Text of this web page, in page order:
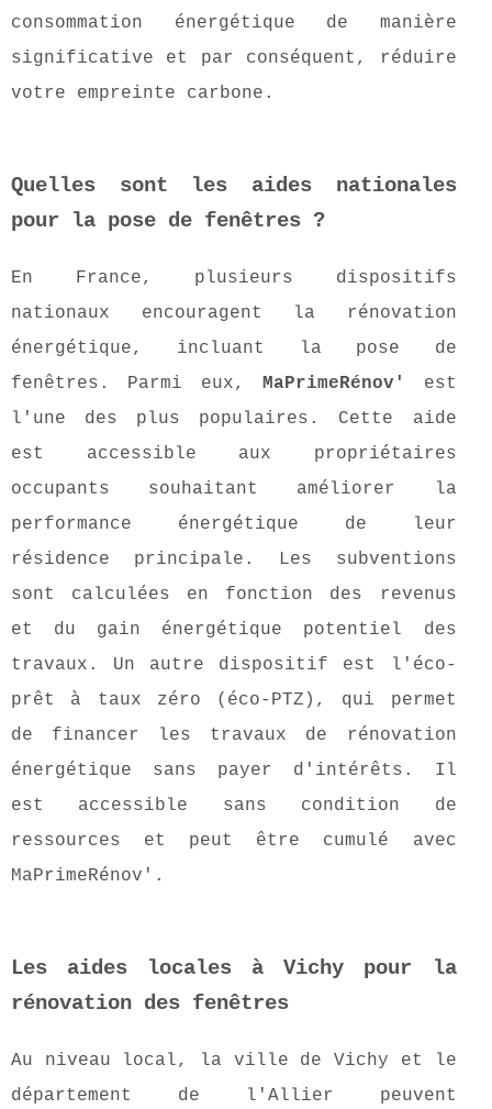
consommation énergétique de manière
significative et par conséquent, réduire
votre empreinte carbone.
Quelles sont les aides nationales
pour la pose de fenêtres ?
En France, plusieurs dispositifs
nationaux encouragent la rénovation
énergétique, incluant la pose de
fenêtres. Parmi eux,MaPrimeRénov'
est
l'une des plus populaires. Cette aide
est accessible aux propriétaires
occupants souhaitant améliorer la
performance énergétique de leur
résidence principale. Les subventions
sont calculées en fonction des revenus
et du gain énergétique potentiel des
travaux. Un autre dispositif est l'éco-
prêt à taux zéro (éco-PTZ), qui permet
de financer les travaux de rénovation
énergétique sans payer d'intérêts. Il
est accessible sans condition de
ressources et peut être cumulé avec
MaPrimeRénov'.
Les aides locales à Vichy pour la
rénovation des fenêtres
Au niveau local, la ville de Vichy et le
département de l'Allier peuvent